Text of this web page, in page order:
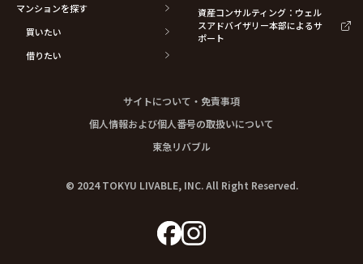
マンションを探す
買いたい
借りたい
資産コンサルティング：ウェル
スアドバイザリー本部によるサ
ポート
サイトについて・免責事項
個人情報および個人番号の取扱いについて
東急リバブル
© 2024 TOKYU LIVABLE, INC. All Right Reserved.